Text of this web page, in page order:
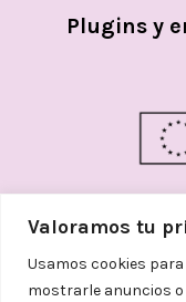
Valoramos tu
Usamos cookies
mostrarle anuncios
Plugins y